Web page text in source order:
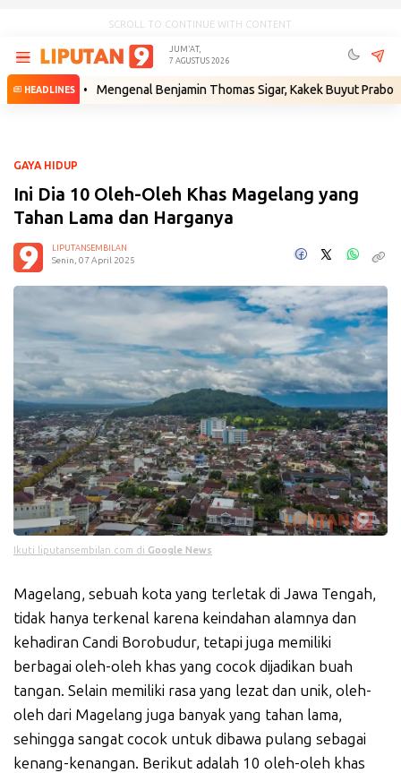
SCROLL TO CONTINUE WITH CONTENT
JUM'AT,
7 AGUSTUS 2026
HEADLINES
• Mengenal Benjamin Thomas Sigar, Kakek Buyut Prabowo dari
GAYA HIDUP
Ini Dia 10 Oleh-Oleh Khas Magelang yang
Tahan Lama dan Harganya
LIPUTANSEMBILAN
Senin, 07 April 2025
Ikuti liputansembilan.com di Google News
Magelang, sebuah kota yang terletak di Jawa Tengah,
tidak hanya terkenal karena keindahan alamnya dan
kehadiran Candi Borobudur, tetapi juga memiliki
berbagai oleh-oleh khas yang cocok dijadikan buah
tangan. Selain memiliki rasa yang lezat dan unik, oleh-
oleh dari Magelang juga banyak yang tahan lama,
sehingga sangat cocok untuk dibawa pulang sebagai
kenang-kenangan. Berikut adalah 10 oleh-oleh khas